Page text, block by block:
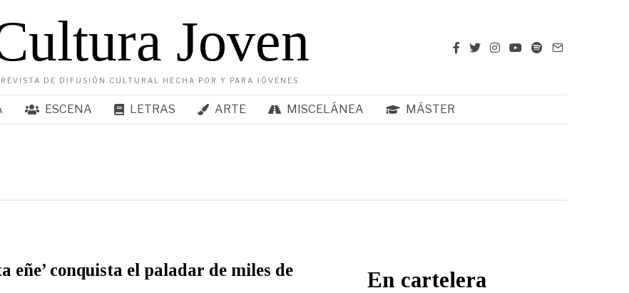
Joven
REVISTA DE DIFUSIÓN CULTURAL HECHA POR Y PARA JÓVENES
ESCENA LETRAS ARTE MISCELÁNEA MÁSTER
eñe’ conquista el paladar de miles de
En cartelera